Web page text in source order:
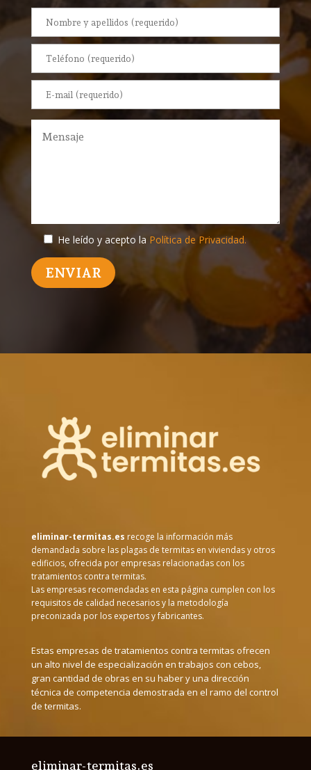
He leído y acepto la Política de Privacidad.
eliminar-termitas.es recoge la información más
demandada sobre las plagas de termitas en viviendas y otros
edificios, ofrecida por empresas relacionadas con los
tratamientos contra termitas.
Las empresas recomendadas en esta página cumplen con los
requisitos de calidad necesarios y la metodología
preconizada por los expertos y fabricantes.
Estas empresas de tratamientos contra termitas ofrecen
un alto nivel de especialización en trabajos con cebos,
gran cantidad de obras en su haber y una dirección
técnica de competencia demostrada en el ramo del control
de termitas.
eliminar-termitas.es